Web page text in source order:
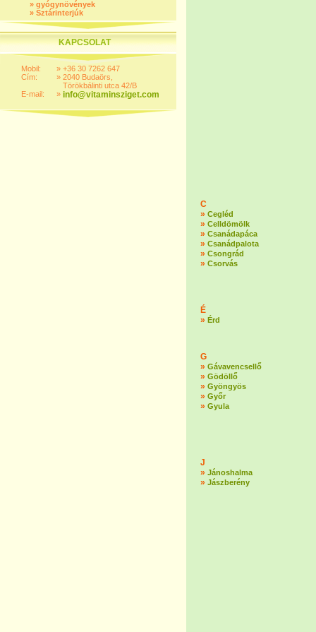
» gyógynövények
» Sztárinterjúk
KAPCSOLAT
Mobil:
Cím:
E-mail:
»
»
»
+36 30 7262 647
2040 Budaörs,
Törökbálinti utca 42/B
info@vitaminsziget.com
C
» Cegléd
» Celldömölk
» Csanádapáca
» Csanádpalota
» Csongrád
» Csorvás
É
» Érd
G
» Gávavencsellő
» Gödöllő
» Gyöngyös
» Győr
» Gyula
J
» Jánoshalma
» Jászberény